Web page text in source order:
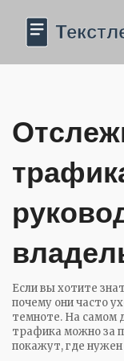
Если вы хотите
почему они часто
темноте. На самом
трафика можно за
покажут, где нужен